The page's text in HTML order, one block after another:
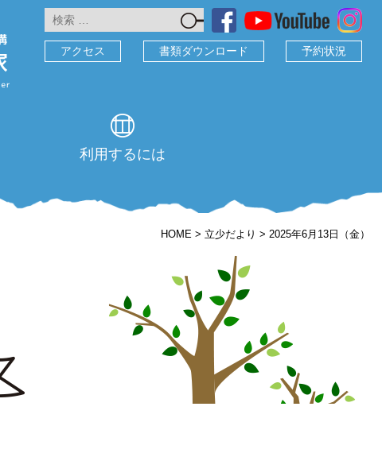
アクセス
書類ダウンロード 予約状況
利用するには
HOME > 立少だより > 2025年6月13日（金）